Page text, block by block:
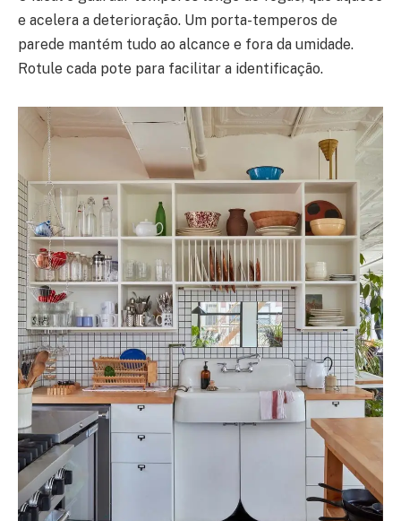
e acelera a deterioração. Um porta-temperos de
parede mantém tudo ao alcance e fora da umidade.
Rotule cada pote para facilitar a identificação.